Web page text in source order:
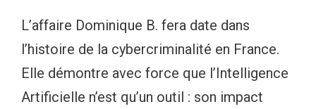
L’affaire Dominique B. fera date dans
l’histoire de la cybercriminalité en France.
Elle démontre avec force que l’Intelligence
Artificielle n’est qu’un outil : son impact